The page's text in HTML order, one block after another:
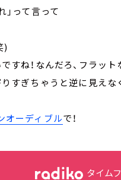
」って言って
)
すね！なんだろ、フラッ
すぎちゃうと逆に見え
オーディブルで！
タイム